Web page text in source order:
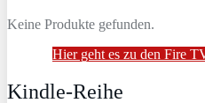
Keine Produkte gefunden.
Hier geht es zu den Fire
Kindle-Reihe